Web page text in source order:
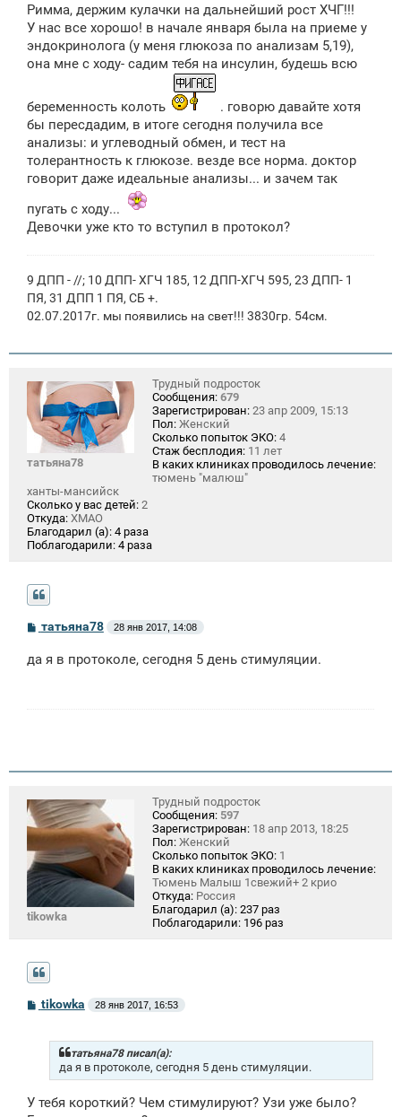
е
Римма, держим кулачки на дальнейший рост ХЧГ!!!
У нас все хорошо! в начале января была на приеме у
эндокринолога (у меня глюкоза по анализам 5,19),
она мне с ходу- садим тебя на инсулин, будешь всю
беременность колоть
. говорю давайте хотя
бы пересдадим, в итоге сегодня получила все
анализы: и углеводный обмен, и тест на
толерантность к глюкозе. везде все норма. доктор
говорит даже идеальные анализы... и зачем так
пугать с ходу...
Девочки уже кто то вступил в протокол?
9 ДПП - //; 10 ДПП- ХГЧ 185, 12 ДПП-ХГЧ 595, 23 ДПП- 1
ПЯ, 31 ДПП 1 ПЯ, СБ +.
02.07.2017г. мы появились на свет!!! 3830гр. 54см.
татьяна78
Трудный подросток
Сообщения: 679
Зарегистрирован: 23 апр 2009, 15:13
Пол: Женский
Сколько попыток ЭКО: 4
Стаж бесплодия: 11 лет
В каких клиниках проводилось лечение:
тюмень "малюш"
ханты-мансийск
Сколько у вас детей: 2
Откуда: ХМАО
Благодарил (а): 4 раза
Поблагодарили: 4 раза
С
о
б
татьяна78 28 янв 2017, 14:08
да я в протоколе, сегодня 5 день стимуляции.
tikowka
Трудный подросток
Сообщения: 597
Зарегистрирован: 18 апр 2013, 18:25
Пол: Женский
Сколько попыток ЭКО: 1
В каких клиниках проводилось лечение:
Тюмень Малыш 1свежий+ 2 крио
Откуда: Россия
Благодарил (а): 237 раз
Поблагодарили: 196 раз
С
о
е
tikowka 28 янв 2017, 16:53
татьяна78 писал(а):
да я в протоколе, сегодня 5 день стимуляции.
У тебя короткий? Чем стимулируют? Узи уже было?